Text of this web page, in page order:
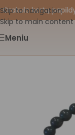
Skip to navigation
Skip to main content
kortų
Meniu